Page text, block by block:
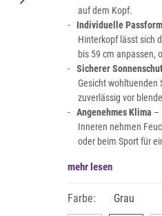
auf dem Kopf.
Individuelle Passform
Hinterkopf lässt sich
bis 59 cm anpassen,
Sicherer
Gesicht wohltuenden
zuverlässig vor
Angenehmes Klima –
Inneren nehmen
oder beim Sport für
mehr lesen
Farbe: Grau